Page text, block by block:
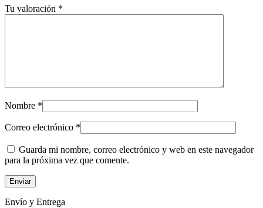
Tu valoración *
Nombre *
Correo electrónico *
Guarda mi nombre, correo electrónico y web en este navegador
para la próxima vez que comente.
Envío y Entrega